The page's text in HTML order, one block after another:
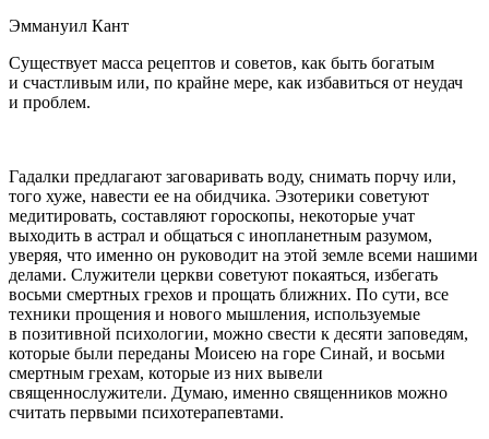
Эммануил Кант
Существует масса рецептов и советов, как быть богатым
и счастливым или, по крайне мере, как избавиться от неудач
и проблем.
Гадалки предлагают заговаривать воду, снимать порчу или,
того хуже, навести ее на обидчика. Эзотерики советуют
медитировать, составляют гороскопы, некоторые учат
выходить в астрал и общаться с инопланетным разумом,
уверяя, что именно он руководит на этой земле всеми нашими
делами. Служители церкви советуют покаяться, избегать
восьми смертных грехов и прощать ближних. По сути, все
техники прощения и нового мышления, используемые
в позитивной психологии, можно свести к десяти заповедям,
которые были переданы Моисею на горе Синай, и восьми
смертным грехам, которые из них вывели
священнослужители. Думаю, именно священников можно
считать первыми психотерапевтами.